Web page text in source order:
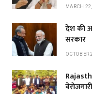
MARCH
देश की
सरकार
OCTOBER